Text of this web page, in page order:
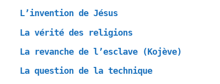
L’invention de Jésus
La vérité des religions
La revanche de l’esclave (Kojève)
La question de la technique